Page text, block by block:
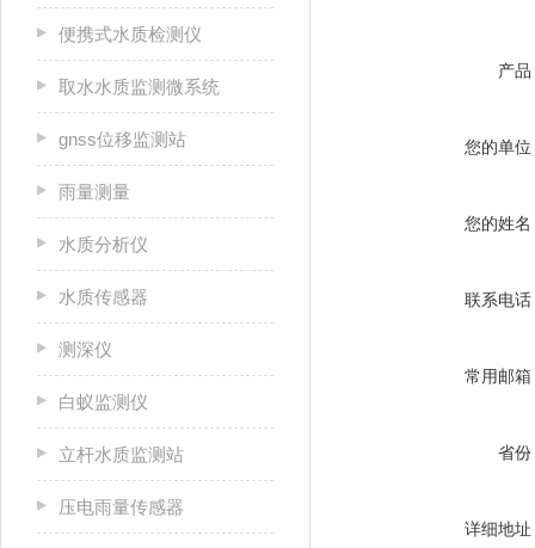
便携式水质检测仪
取水水质监测微系统
gnss位移监测站
雨量测量
水质分析仪
水质传感器
测深仪
白蚁监测仪
立杆水质监测站
压电雨量传感器
产品
您的单位
您的姓名
联系电话
常用邮箱
省份
详细地址